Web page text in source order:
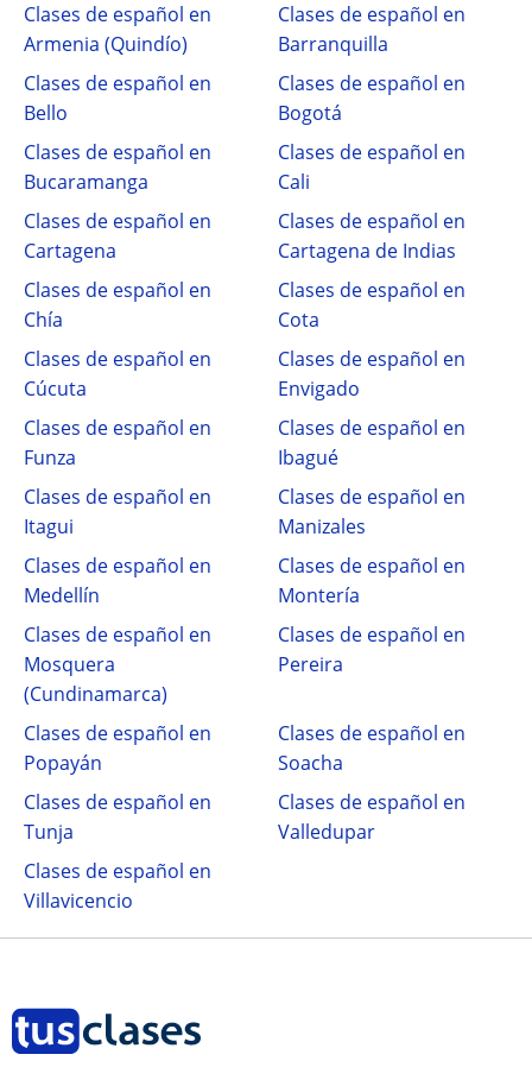
Clases de español en
Armenia (Quindío)
Clases de español en
Barranquilla
Clases de español en
Bello
Clases de español en
Bogotá
Clases de español en
Bucaramanga
Clases de español en
Cali
Clases de español en
Cartagena
Clases de español en
Cartagena de Indias
Clases de español en
Chía
Clases de español en
Cota
Clases de español en
Cúcuta
Clases de español en
Envigado
Clases de español en
Funza
Clases de español en
Ibagué
Clases de español en
Itagui
Clases de español en
Manizales
Clases de español en
Medellín
Clases de español en
Montería
Clases de español en
Mosquera
(Cundinamarca)
Clases de español en
Pereira
Clases de español en
Popayán
Clases de español en
Soacha
Clases de español en
Tunja
Clases de español en
Valledupar
Clases de español en
Villavicencio